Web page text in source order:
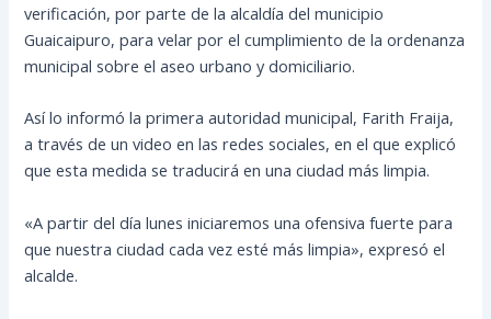
verificación, por parte de la alcaldía del municipio
Guaicaipuro, para velar por el cumplimiento de la ordenanza
municipal sobre el aseo urbano y domiciliario.
Así lo informó la primera autoridad municipal, Farith Fraija,
a través de un video en las redes sociales, en el que explicó
que esta medida se traducirá en una ciudad más limpia.
«A partir del día lunes iniciaremos una ofensiva fuerte para
que nuestra ciudad cada vez esté más limpia», expresó el
alcalde.